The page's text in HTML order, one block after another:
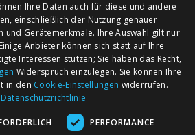
Märkte nach Bundesländern
Märkte nach PLZ
Märkte nach Umkreis
Flohmarkt
Ihre Daten auch für diese und andere
einschließlich der Nutzung genauer
und Gerätemerkmale. Ihre Auswahl gilt nur
Anbieter können sich statt auf Ihre
Interessen stützen; Sie haben das Recht,
Widerspruch einzulegen. Sie können Ihre
in den Cookie-Einstellungen widerrufen.
Datenschutzrichtlinie
PERFORMANCE